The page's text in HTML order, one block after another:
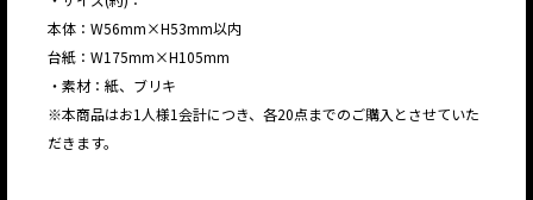
本体：W56mm×H53mm以内
台紙：W175mm×H105mm
・素材：紙、ブリキ
※本商品はお1人様1会計につき、各20点までのご購入とさせていた
だきます。